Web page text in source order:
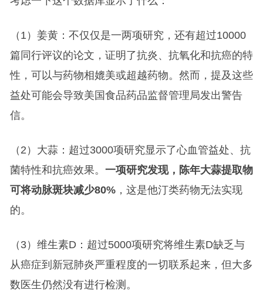
（1）姜黄：不仅仅是一两项研究，还有超过10000
篇同行评议的论文，证明了抗炎、抗氧化和抗癌的特
性，可以与药物相媲美或超越药物。然而，提及这些
益处可能会导致美国食品药品监督管理局发出警告
信。
（2）大蒜：超过3000项研究显示了心血管益处、抗
菌特性和抗癌效果。 一项研究发现，陈年大蒜提取物
可将动脉斑块减少80%，这是他汀类药物无法实现
的。
（3）维生素D：超过5000项研究将维生素D缺乏与
从癌症到新冠肺炎严重程度的一切联系起来，但大多
数医生仍然没有进行检测。